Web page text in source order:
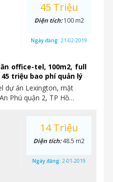
office-tel, 100m2, full
triệu bao phí quản lý
dự án Lexington, mặt
Phú quận 2, TP Hồ…
45 Triệu
Diện tích:100 m2
Ngày đăng: 21-02-2019
14 Triệu
Diện tích:48.5 m2
Ngày đăng: 2-01-2019